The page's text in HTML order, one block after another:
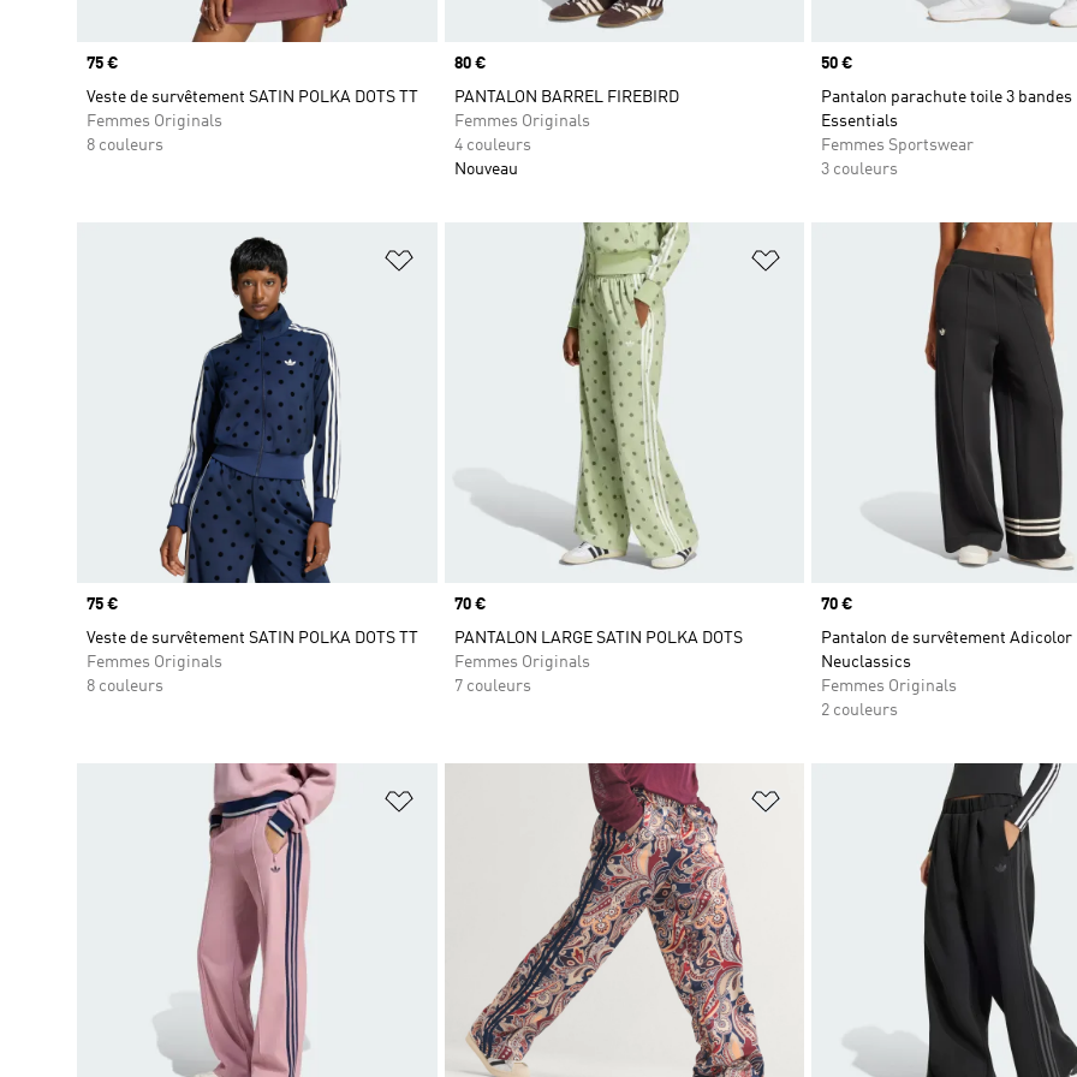
Prix
75 €
Veste de survêtement SATIN POLKA DOTS TT
Femmes Originals
8 couleurs
Prix
80 €
PANTALON BARREL FIREBIRD
Femmes Originals
4 couleurs
Nouveau
Prix
50 €
Pantalon parachute toile 3
Essentials
Femmes Sportswear
3 couleurs
Ajouter à la Liste de produits favoris
Prix
75 €
Veste de survêtement SATIN POLKA DOTS TT
Femmes Originals
8 couleurs
Ajouter à la Liste de produits
Prix
70 €
PANTALON LARGE SATIN POLKA DOTS
Femmes Originals
7 couleurs
Prix
70 €
Pantalon de survêtement Adicolor
Neuclassics
Femmes Originals
2 couleurs
Ajouter à la Liste de produits favoris Ajouter à la Liste de produits